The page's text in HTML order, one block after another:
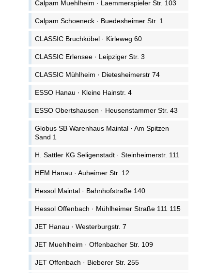
Calpam Muehlheim · Laemmerspieler Str. 103
Calpam Schoeneck · Buedesheimer Str. 1
CLASSIC Bruchköbel · Kirleweg 60
CLASSIC Erlensee · Leipziger Str. 3
CLASSIC Mühlheim · Dietesheimerstr 74
ESSO Hanau · Kleine Hainstr. 4
ESSO Obertshausen · Heusenstammer Str. 43
Globus SB Warenhaus Maintal · Am Spitzen
Sand 1
H. Sattler KG Seligenstadt · Steinheimerstr. 111
HEM Hanau · Auheimer Str. 12
Hessol Maintal · Bahnhofstraße 140
Hessol Offenbach · Mühlheimer Straße 111 115
JET Hanau · Westerburgstr. 7
JET Muehlheim · Offenbacher Str. 109
JET Offenbach · Bieberer Str. 255